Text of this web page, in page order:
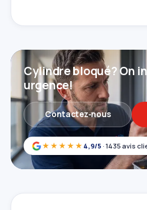
★★★★★ 4,9/5 · 1435 avis
Cylindre bloqué? On
urgence!
Contactez‑nous